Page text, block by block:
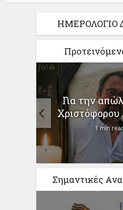
ΗΜΕΡΟΛΟΓΙΟ
Για την
1 min
Σημαντικές